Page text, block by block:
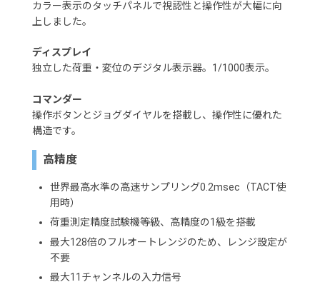
カラー表示のタッチパネルで視認性と操作性が大幅に向
上しました。
ディスプレイ
独立した荷重・変位のデジタル表示器。1/1000表示。
コマンダー
操作ボタンとジョグダイヤルを搭載し、操作性に優れた
構造です。
高精度
世界最高水準の高速サンプリング0.2msec（TACT使
用時）
荷重測定精度試験機等級、高精度の1級を搭載
最大128倍のフルオートレンジのため、レンジ設定が
不要
最大11チャンネルの入力信号